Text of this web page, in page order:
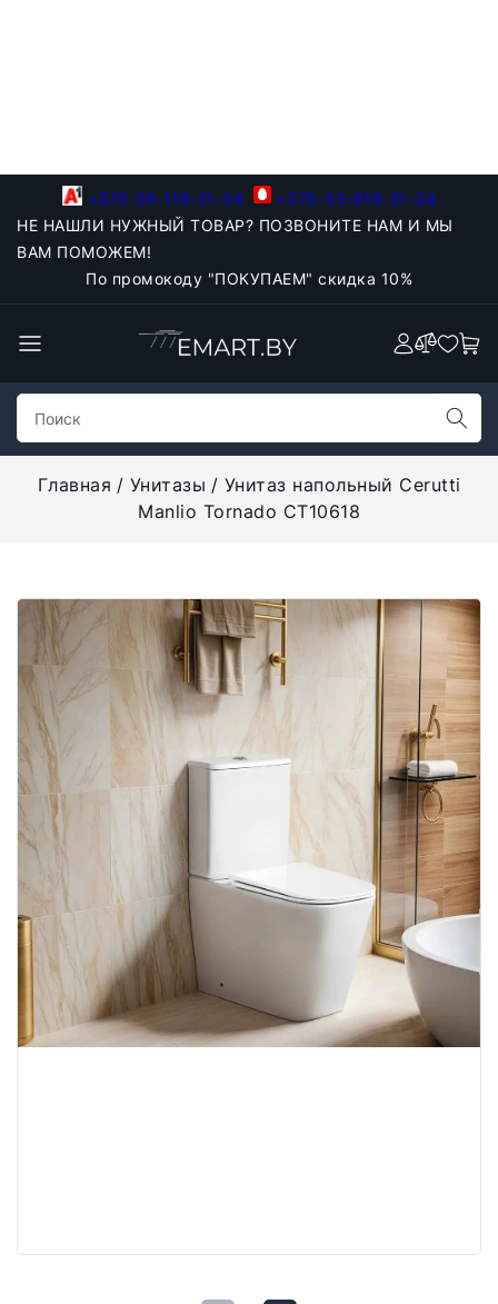
+375-29-118-21-34
+375-33-918-21-34
НЕ НАШЛИ НУЖНЫЙ ТОВАР? ПОЗВОНИТЕ НАМ И МЫ
ВАМ ПОМОЖЕМ!
По промокоду "ПОКУПАЕМ" скидка 10%
Главная Унитазы
Унитаз напольный Cerutti
Manlio Tornado CT10618